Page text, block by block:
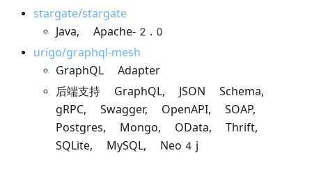
stargate/stargate
Java, Apache-2.0
urigo/graphql-mesh
GraphQL Adapter
后端支持 GraphQL, JSON Schema,
gRPC, Swagger, OpenAPI, SOAP,
Postgres, Mongo, OData, Thrift,
SQLite, MySQL, Neo4j